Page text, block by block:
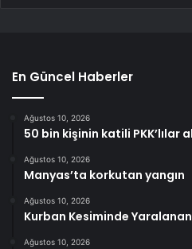
En Güncel Haberler
Ağustos 10, 2026
50 bin kişinin katili PKK’lılar
Ağustos 10, 2026
Manyas’ta korkutan yangın
Ağustos 10, 2026
Kurban Kesiminde
Ağustos 10, 2026